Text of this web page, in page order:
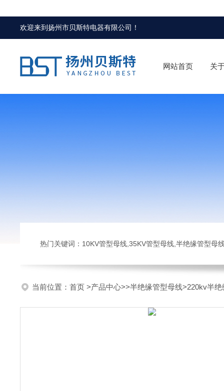
欢迎来到扬州市贝斯特电器有限公司 ！
网站首页 关
热门关键词：10KV管型母线,35KV管型母线,半绝缘管型母
当前位置： 首页 >产品中心>>半绝缘管型母线>220kv半